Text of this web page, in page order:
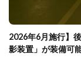
2026年6月施行】
影装置」が装備可